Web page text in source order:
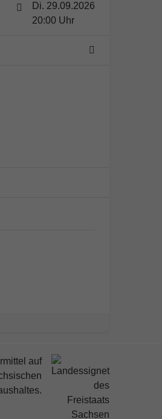
Di. 29.09.2026
20:00 Uhr
auf